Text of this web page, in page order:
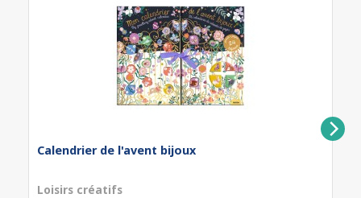
Calendrier de l'avent bijoux
Loisirs créatifs